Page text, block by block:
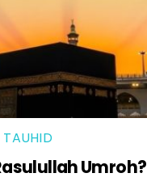
TAUHID
Umroh?